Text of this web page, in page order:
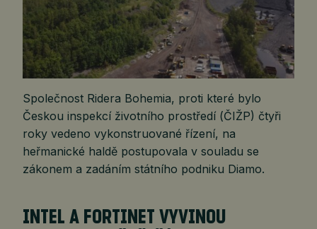
Společnost Ridera Bohemia, proti které bylo
Českou inspekcí životního prostředí (ČIŽP) čtyři
roky vedeno vykonstruované řízení, na
heřmanické haldě postupovala v souladu se
zákonem a zadáním státního podniku Diamo.
INTEL A FORTINET VYVINOU